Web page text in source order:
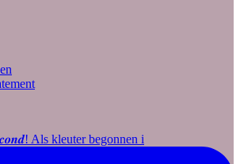
Als kleuter begonnen i